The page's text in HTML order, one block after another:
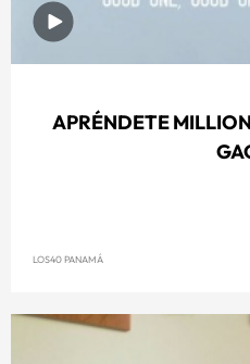
APRÉNDETE
LOS40 PANAMÁ